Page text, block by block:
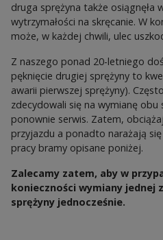
druga sprężyna także osiągnęła
wytrzymałości na skręcanie. W
może, w każdej chwili, ulec
Z naszego ponad 20-letniego
pęknięcie drugiej sprężyny to
awarii pierwszej sprężyny).
zdecydowali się na wymianę
ponownie serwis. Zatem,
przyjazdu a ponadto narażają
pracy bramy opisane poniżej.
Zalecamy zatem, aby w
konieczności wymiany jednej
sprężyny jednocześnie.